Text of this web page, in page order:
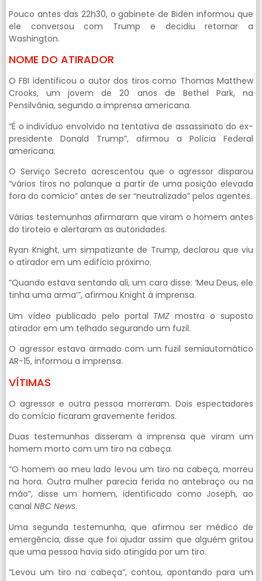
Pouco antes das 22h30, o gabinete de Biden informou que
ele conversou com Trump e decidiu retornar a
Washington.
NOME DO ATIRADOR
O FBI identificou o autor dos tiros como Thomas Matthew
Crooks, um jovem de 20 anos de Bethel Park, na
Pensilvânia, segundo a imprensa americana.
“É o indivíduo envolvido na tentativa de assassinato do ex-
presidente Donald Trump”, afirmou a Polícia Federal
americana.
O Serviço Secreto acrescentou que o agressor disparou
“vários tiros no palanque a partir de uma posição elevada
fora do comício” antes de ser “neutralizado” pelos agentes.
Várias testemunhas afirmaram que viram o homem antes
do tiroteio e alertaram as autoridades.
Ryan Knight, um simpatizante de Trump, declarou que viu
o atirador em um edifício próximo.
“Quando estava sentando ali, um cara disse: ‘Meu Deus, ele
tinha uma arma’”, afirmou Knight à imprensa.
Um vídeo publicado pelo portal TMZ mostra o suposto
atirador em um telhado segurando um fuzil.
O agressor estava armado com um fuzil semiautomático
AR-15, informou a imprensa.
VÍTIMAS
O agressor e outra pessoa morreram. Dois espectadores
do comício ficaram gravemente feridos.
Duas testemunhas disseram à imprensa que viram um
homem morto com um tiro na cabeça.
“O homem ao meu lado levou um tiro na cabeça, morreu
na hora. Outra mulher parecia ferida no antebraço ou na
mão”, disse um homem, identificado como Joseph, ao
canal NBC News.
Uma segunda testemunha, que afirmou ser médico de
emergência, disse que foi ajudar assim que alguém gritou
que uma pessoa havia sido atingida por um tiro.
“Levou um tiro na cabeça”, contou, apontando para um